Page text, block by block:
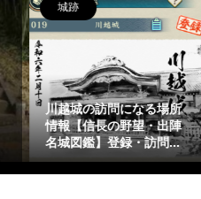
偉人
藤原惟成(ふじわらのこれ
しげ)を簡潔に1分で解説
【光る君へ】花山天皇...